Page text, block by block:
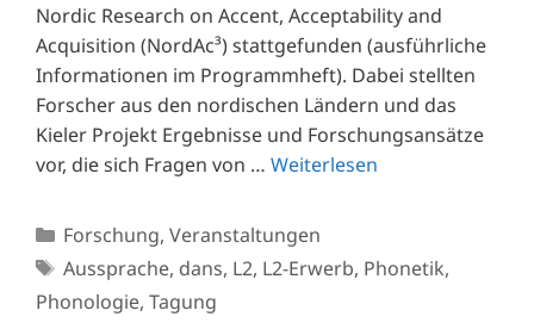
Nordic Research on Accent, Acceptability and
Acquisition (NordAc³) stattgefunden (ausführliche
Informationen im Programmheft). Dabei stellten
Forscher aus den nordischen Ländern und das
Kieler Projekt Ergebnisse und Forschungsansätze
vor, die sich Fragen von … Weiterlesen
Kategorien
Forschung, Veranstaltungen
Schlagwörter
Aussprache, dans, L2, L2-Erwerb, Phonetik,
Phonologie, Tagung